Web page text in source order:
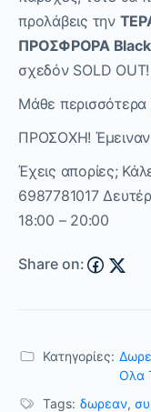
προλάβεις την
ΠΡΟΣΦΡΟΡΑ Black
σχεδόν SOLD OUT!
Μάθε περισσότερα
ΠΡΟΣΟΧΗ!
Έχεις απορίες;
6987781017
18:00 – 20:00
Share on:
Κατηγορίες:
Ολα
Tags: δωρεαν,